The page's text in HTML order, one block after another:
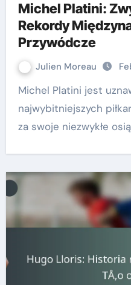
Michel Platini:
Rekordy
Przywódcze
Julien Moreau
Michel Platini jest uznawany za jednego z
najwybitniejszych
za swoje niezwykłe